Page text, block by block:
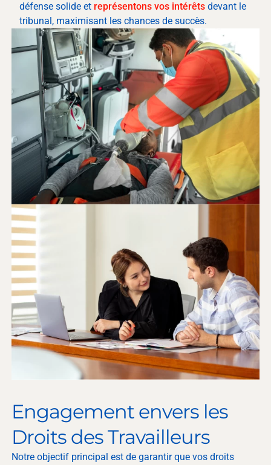
défense solide et représentons vos intérêtsdevant le
tribunal, maximisant les chances de succès.
Engagement envers les
Droits des Travailleurs
Notre objectif principal est de garantir que vos droits